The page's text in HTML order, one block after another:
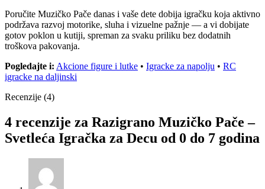
Poručite Muzičko Pače danas i vaše dete dobija igračku koja aktivno
podržava razvoj motorike, sluha i vizuelne pažnje — a vi dobijate
gotov poklon u kutiji, spreman za svaku priliku bez dodatnih
troškova pakovanja.
Pogledajte i: Akcione figure i lutke • Igracke za napolju • RC
igracke na daljinski
Recenzije (4)
4 recenzije za Razigrano Muzičko Pače –
Svetleća Igračka za Decu od 0 do 7 godina